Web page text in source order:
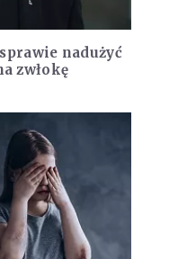
nadużyć
zwłokę